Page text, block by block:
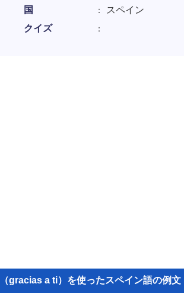
国
スペイン
クイズ
gracias a ti）を使ったスペイン語の例文